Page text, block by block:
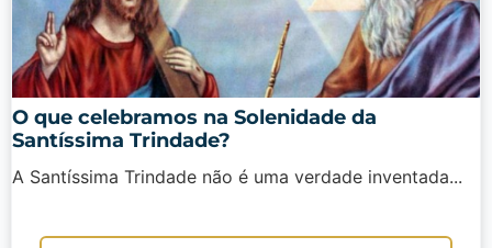
O que celebramos na Solenidade da
Santíssima Trindade?
A Santíssima Trindade não é uma verdade inventada...